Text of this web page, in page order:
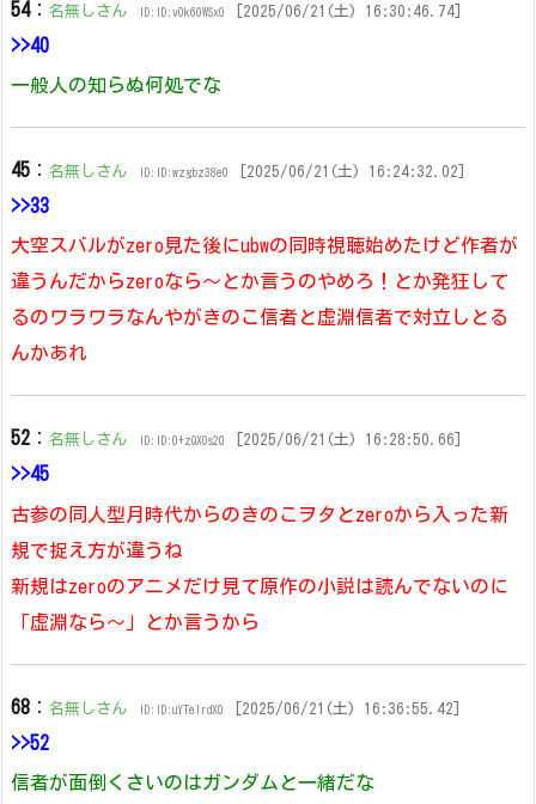
54： 名無しさん ID:ID:v0k60WSx0 [2025/06/21(土) 16:30:46.74]
>>40
一般人の知らぬ何処でな
45 ： 名無しさん ID:ID:wzgbz38e0 [2025/06/21(土) 16:24:32.02]
>>33
大空スバルがzero見た後にubwの同時視聴始めたけど作者が
違うんだからzeroなら～とか言うのやめろ！とか発狂して
るのワラワラなんやがきのこ信者と虚淵信者で対立しとる
んかあれ
52 ： 名無しさん ID:ID:0+zQXOs20 [2025/06/21(土) 16:28:50.66]
>>45
古参の同人型月時代からのきのこヲタとzeroから入った新
規で捉え方が違うね
新規はzeroのアニメだけ見て原作の小説は読んでないのに
「虚淵なら〜」とか言うから
68 ： 名無しさん ID:ID:uYTelrdX0 [2025/06/21(土) 16:36:55.42]
>>52
信者が面倒くさいのはガンダムと一緒だな